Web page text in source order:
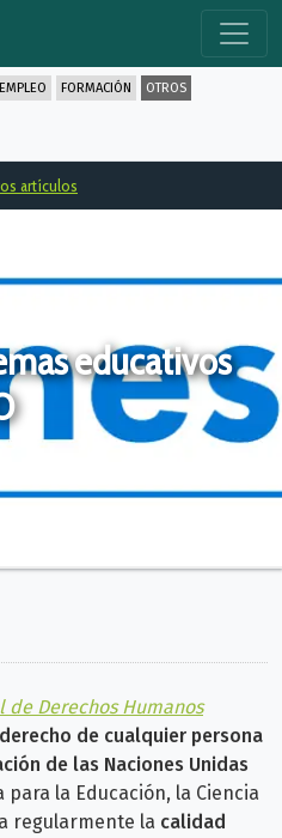
FORMACIÓN OTROS
artículos
educativos
Derechos Humanos
derecho de cualquier persona
de las Naciones Unidas
la Educación, la Ciencia
regularmente la calidad